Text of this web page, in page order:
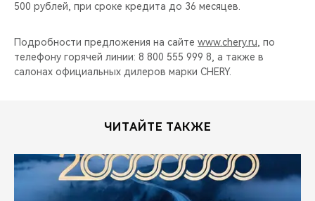
500 рублей, при сроке кредита до 36 месяцев.
Подробности предложения на сайте www.chery.ru , по
телефону горячей линии: 8 800 555 999 8, а также в
салонах официальных дилеров марки CHERY.
ЧИТАЙТЕ ТАКЖЕ